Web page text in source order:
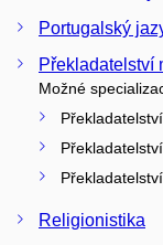
Portugalský
Překladatelství
Možné
Religionistika